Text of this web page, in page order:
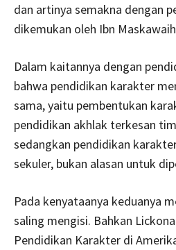
dan artinya semakna dengan
dikemukan oleh Ibn
Dalam kaitannya dengan
bahwa pendidikan karakter
sama, yaitu pembentukan
pendidikan akhlak terkesan
sedangkan pendidikan
sekuler, bukan alasan untuk
Pada kenyataanya keduanya
saling mengisi. Bahkan
Pendidikan Karakter di